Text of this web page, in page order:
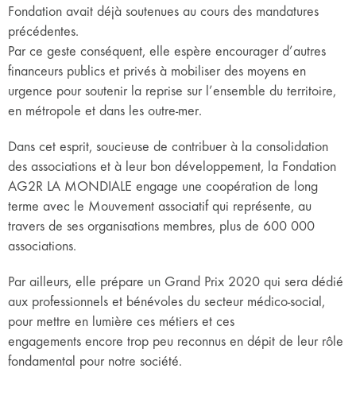
Fondation avait déjà soutenues au cours des mandatures
précédentes.
Par ce geste conséquent, elle espère encourager d’autres
financeurs publics et privés à mobiliser des moyens en
urgence pour soutenir la reprise sur l’ensemble du territoire,
en métropole et dans les outre-mer.
Dans cet esprit, soucieuse de contribuer à la consolidation
des associations et à leur bon développement, la Fondation
AG2R LA MONDIALE engage une coopération de long
terme avec le Mouvement associatif qui représente, au
travers de ses organisations membres, plus de 600 000
associations.
Par ailleurs, elle prépare un Grand Prix 2020 qui sera dédié
aux professionnels et bénévoles du secteur médico-social,
pour mettre en lumière ces métiers et ces
engagements encore trop peu reconnus en dépit de leur rôle
fondamental pour notre société.